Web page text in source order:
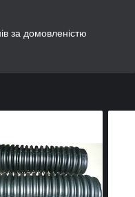
за домовленістю